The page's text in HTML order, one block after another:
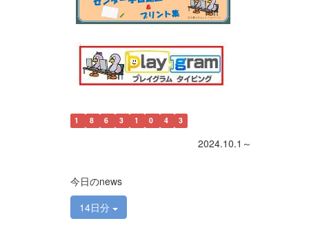
1 8 6 3 1 0 4 3
2024.10.1～
今日のnews
14日分